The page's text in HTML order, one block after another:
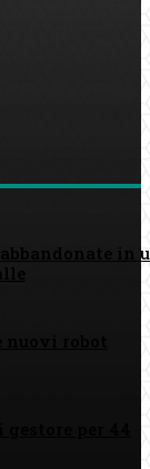
in